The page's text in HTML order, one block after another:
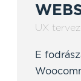
UX
E